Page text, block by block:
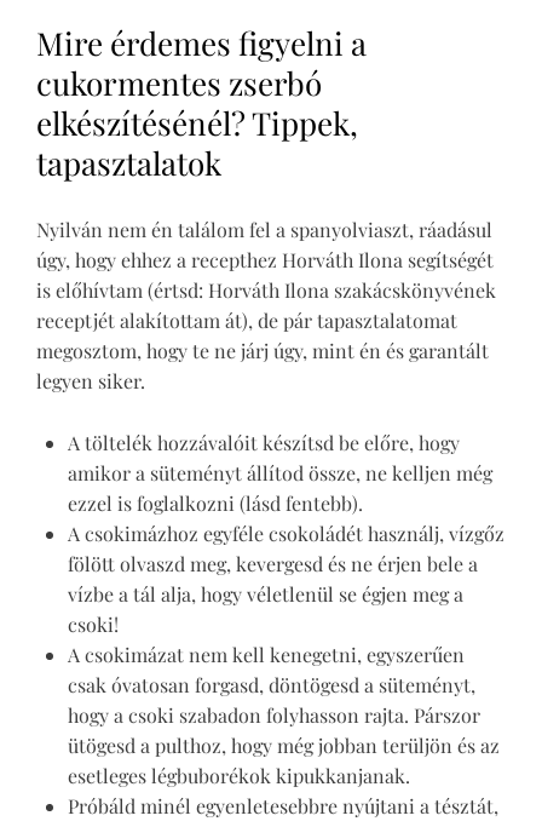
Mire érdemes figyelni a
cukormentes zserbó
elkészítésénél? Tippek,
tapasztalatok
Nyilván nem én találom fel a spanyolviaszt, ráadásul
úgy, hogy ehhez a recepthez Horváth Ilona segítségét
is előhívtam (értsd: Horváth Ilona szakácskönyvének
receptjét alakítottam át), de pár tapasztalatomat
megosztom, hogy te ne járj úgy, mint én és garantált
legyen siker.
A töltelék hozzávalóit készítsd be előre, hogy
amikor a süteményt állítod össze, ne kelljen még
ezzel is foglalkozni (lásd fentebb).
A csokimázhoz egyféle csokoládét használj, vízgőz
fölött olvaszd meg, kevergesd és ne érjen bele a
vízbe a tál alja, hogy véletlenül se égjen meg a
csoki!
A csokimázat nem kell kenegetni, egyszerűen
csak óvatosan forgasd, döntögesd a süteményt,
hogy a csoki szabadon folyhasson rajta. Párszor
ütögesd a pulthoz, hogy még jobban terüljön és az
esetleges légbuborékok kipukkanjanak.
Próbáld minél egyenletesebbre nyújtani a tésztát,